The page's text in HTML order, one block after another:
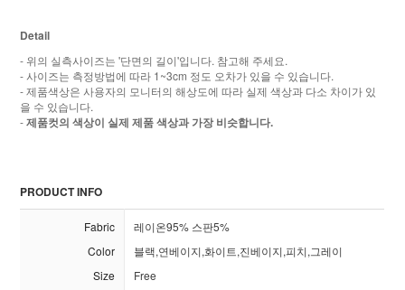
Detail
- 위의 실측사이즈는 '단면의 길이'입니다. 참고해 주세요.
- 사이즈는 측정방법에 따라 1~3cm 정도 오차가 있을 수 있습니다.
- 제품색상은 사용자의 모니터의 해상도에 따라 실제 색상과 다소 차이가 있
을 수 있습니다.
-제품컷의 색상이 실제 제품 색상과 가장 비슷합니다.
PRODUCT INFO
Fabric
레이온95% 스판5%
Color
블랙,연베이지,화이트,진베이지,피치,그레이
Size
Free